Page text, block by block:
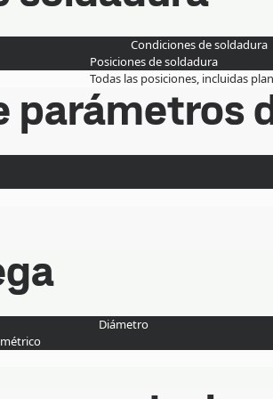
Condiciones de soldadura
Posiciones de soldadura
Todas las posiciones, incluidas
parámetros
Diámetro